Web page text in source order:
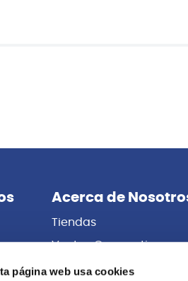
página web usa cookies
Ernie Ball
Cuerdas guitarra